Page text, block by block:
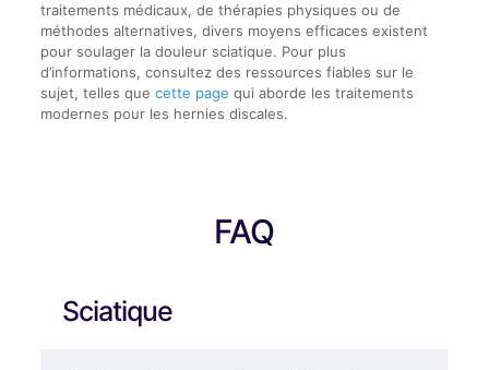
traitements médicaux, de thérapies physiques ou de
méthodes alternatives, divers moyens efficaces existent
pour soulager la douleur sciatique. Pour plus
d’informations, consultez des ressources fiables sur le
sujet, telles que cette page qui aborde les traitements
modernes pour les hernies discales.
FAQ
Sciatique